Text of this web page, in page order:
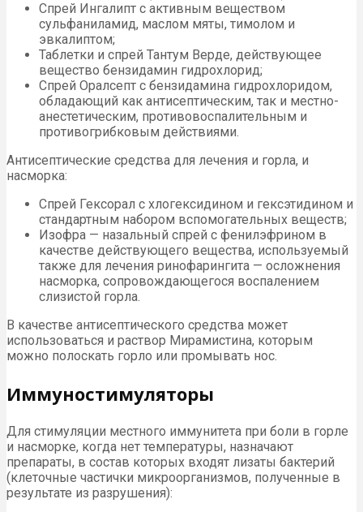
Спрей Ингалипт с активным веществом
сульфаниламид, маслом мяты, тимолом и
эвкалиптом;
Таблетки и спрей Тантум Верде, действующее
вещество бензидамин гидрохлорид;
Спрей Оралсепт с бензидамина гидрохлоридом,
обладающий как антисептическим, так и местно-
анестетическим, противовоспалительным и
противогрибковым действиями.
Антисептические средства для лечения и горла, и
насморка:
Спрей Гексорал с хлогексидином и гексэтидином и
стандартным набором вспомогательных веществ;
Изофра — назальный спрей с фенилэфрином в
качестве действующего вещества, используемый
также для лечения ринофарингита — осложнения
насморка, сопровождающегося воспалением
слизистой горла.
В качестве антисептического средства может
использоваться и раствор Мирамистина, которым
можно полоскать горло или промывать нос.
Иммуностимуляторы
Для стимуляции местного иммунитета при боли в горле
и насморке, когда нет температуры, назначают
препараты, в состав которых входят лизаты бактерий
(клеточные частички микроорганизмов, полученные в
результате из разрушения):